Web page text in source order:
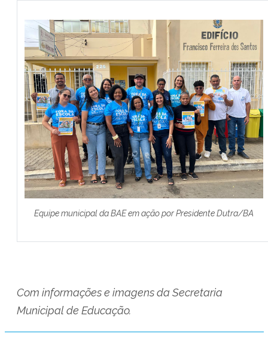
Equipe municipal da BAE em ação por Presidente Dutra/BA
Com informações e imagens da Secretaria
Municipal de Educação.